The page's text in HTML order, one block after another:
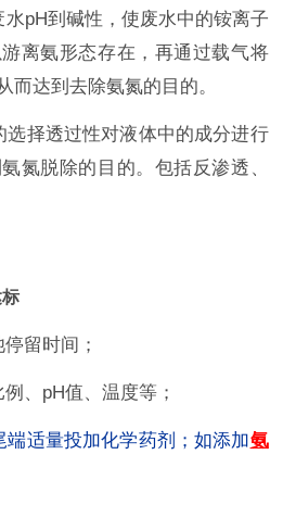
水pH到碱性，使废水中的铵离子
离氨形态存在，再通过载气将
而达到去除氨氮的目的。
选择透过性对液体中的成分进行
氮脱除的目的。包括反渗透、
留时间；
、pH值、温度等；
端适量投加化学药剂；如添加氨